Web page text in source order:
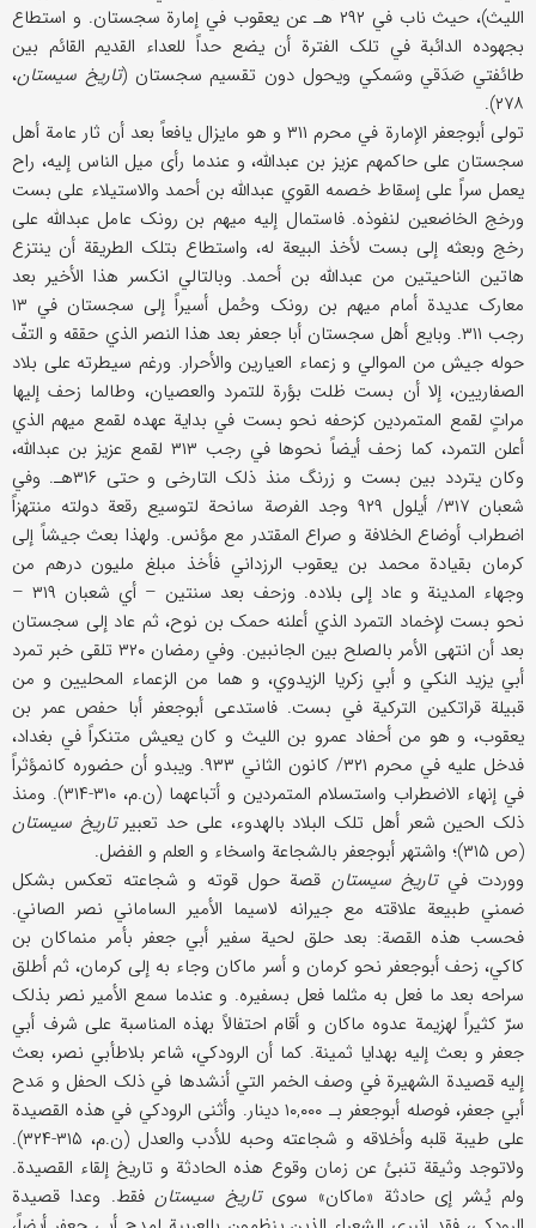
اللیث)، حیث ناب في ۲۹۲ هـ عن یعقوب في إمارة سجستان. و استطاع
بجهوده الدائبة في تلک الفترة أن یضع حداً للعداء القدیم القائم بین
طائفتي صَدَقي وسَمکي ویحول دون تقسیم سجستان (تاریخ سیستان،
۲۷۸).
تولی أبوجعفر الإمارة في محرم ۳۱۱ و هو مایزال یافعاً بعد أن ثار عامة أهل
سجستان علی حاکمهم عزیز بن عبدالله، و عندما رأی میل الناس إلیه، راح
یعمل سراً علی إسقاط خصمه القوي عبدالله بن أحمد والاستیلاء علی بست
ورخج الخاضعین لنفوذه. فاستمال إلیه میهم بن رونک عامل عبدالله علی
رخج وبعثه إلی بست لأخذ البیعة له، واستطاع بتلک الطریقة أن ینتزع
هاتین الناحیتین من عبدالله بن أحمد. وبالتالي انکسر هذا الأخیر بعد
معارک عدیدة أمام میهم بن رونک وحُمل أسیراً إلی سجستان في ۱۳
رجب ۳۱۱. وبایع أهل سجستان أبا جعفر بعد هذا النصر الذي حققه و التفّ
حوله جیش من الموالي و زعماء العیارین والأحرار. ورغم سیطرته علی بلاد
الصفاریین، إلا أن بست ظلت بؤرة للتمرد والعصیان، وطالما زحف إلیها
مراتٍ لقمع المتمردین کزحفه نحو بست في بدایة عهده لقمع میهم الذي
أعلن التمرد، کما زحف أیضاً نحوها في رجب ۳۱۳ لقمع عزیز بن عبدالله،
وکان یتردد بین بست و زرنگ منذ ذلک التارخی و حتی ۳۱۶هـ. وفي
شعبان ۳۱۷/ أیلول ۹۲۹ وجد الفرصة سانحة لتوسیع رقعة دولته منتهزاً
اضطراب أوضاع الخلافة و صراع المقتدر مع مؤنس. ولهذا بعث جیشاً إلی
کرمان بقیادة محمد بن یعقوب الرزداني فأخذ مبلغ ملیون درهم من
وجهاء المدینة و عاد إلی بلاده. وزحف بعد سنتین – أي شعبان ۳۱۹ –
نحو بست لإخماد التمرد الذي أعلنه حمک بن نوح، ثم عاد إلی سجستان
بعد أن انتهی الأمر بالصلح بین الجانبین. وفي رمضان ۳۲۰ تلقی خبر تمرد
أبي یزید النکي و أبي زکریا الزیدوي، و هما من الزعماء المحلیین و من
قبیلة قراتکین الترکیة في بست. فاستدعی أبوجعفر أبا حفص عمر بن
یعقوب، و هو من أحفاد عمرو بن اللیث و کان یعیش متنکراً في بغداد،
فدخل علیه في محرم ۳۲۱/ کانون الثاني ۹۳۳. ویبدو أن حضوره کانمؤثراً
في إنهاء الاضطراب واستسلام المتمردین و أتباعهما (ن.م، ۳۱۰-۳۱۴). ومنذ
ذلک الحین شعر أهل تلک البلاد بالهدوء، علی حد تعبیرتاریخ سیستان
(ص ۳۱۵)؛ واشتهر أبوجعفر بالشجاعة واسخاء و العلم و الفضل.
ووردت فيتاریخ سیستان قصة حول قوته و شجاعته تعکس بشکل
ضمني طبیعة علاقته مع جیرانه لاسیما الأمیر الساماني نصر الصاني.
فحسب هذه القصة: بعد حلق لحیة سفیر أبي جعفر بأمر منماکان بن
کاکي، زحف أبوجعفر نحو کرمان و أسر ماکان وجاء به إلی کرمان، ثم أطلق
سراحه بعد ما فعل به مثلما فعل بسفیره. و عندما سمع الأمیر نصر بذلک
سرّ کثیراً لهزیمة عدوه ماکان و أقام احتفالاً بهذه المناسبة علی شرف أبي
جعفر و بعث إلیه بهدایا ثمینة. کما أن الرودکي، شاعر بلاطأبي نصر، بعث
إلیه قصیدة الشهیرة في وصف الخمر التي أنشدها في ذلک الحفل و مَدح
أبي جعفر، فوصله أبوجعفر بـ ۱۰,۰۰۰ دینار. وأثنی الرودکي في هذه القصیدة
علی طیبة قلبه وأخلاقه و شجاعته وحبه للأدب والعدل (ن.م، ۳۱۵-۳۲۴).
ولاتوجد وثیقة تنبئ عن زمان وقوع هذه الحادثة و تاریخ إلقاء القصیدة.
ولم یُشر إی حادثة «ماکان» سوی تاریخ سیستانفقط. وعدا قصیدة